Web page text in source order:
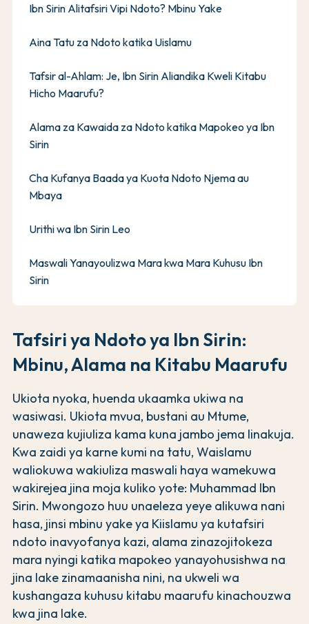
Tafsiri ya Ndoto ya Ibn Sirin:
Mbinu, Alama na Kitabu Maarufu
Ukiota nyoka, huenda ukaamka ukiwa na
wasiwasi. Ukiota mvua, bustani au Mtume,
unaweza kujiuliza kama kuna jambo jema linakuja.
Kwa zaidi ya karne kumi na tatu, Waislamu
waliokuwa wakiuliza maswali haya wamekuwa
wakirejea jina moja kuliko yote: Muhammad Ibn
Sirin. Mwongozo huu unaeleza yeye alikuwa nani
hasa, jinsi mbinu yake ya Kiislamu ya kutafsiri
ndoto inavyofanya kazi, alama zinazojitokeza
mara nyingi katika mapokeo yanayohusishwa na
jina lake zinamaanisha nini, na ukweli wa
kushangaza kuhusu kitabu maarufu kinachouzwa
kwa jina lake.
Ibn Sirin Alitafsiri Vipi Ndoto? Mbinu Yake
Aina Tatu za Ndoto katika Uislamu
Tafsir al-Ahlam: Je, Ibn Sirin Aliandika Kweli Kitabu
Hicho Maarufu?
Alama za Kawaida za Ndoto katika Mapokeo ya Ibn
Sirin
Cha Kufanya Baada ya Kuota Ndoto Njema au
Mbaya
Urithi wa Ibn Sirin Leo
Maswali Yanayoulizwa Mara kwa Mara Kuhusu Ibn
Sirin